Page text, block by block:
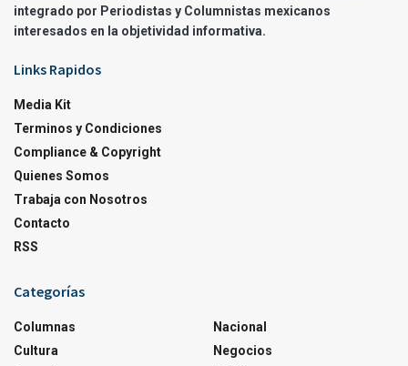
integrado por Periodistas y Columnistas mexicanos
interesados en la objetividad informativa.
Links Rapidos
Media Kit
Terminos y Condiciones
Compliance & Copyright
Quienes Somos
Trabaja con Nosotros
Contacto
RSS
Categorías
Columnas
Cultura
Nacional
Negocios